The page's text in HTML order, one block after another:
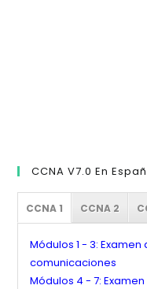
CCNA V7.0 En
CCNA 1 CCNA 2
Módulos 1 - 3:
comunicaciones
Módulos 4 - 7: